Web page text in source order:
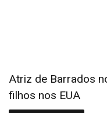
Atriz de Barrados
filhos nos EUA